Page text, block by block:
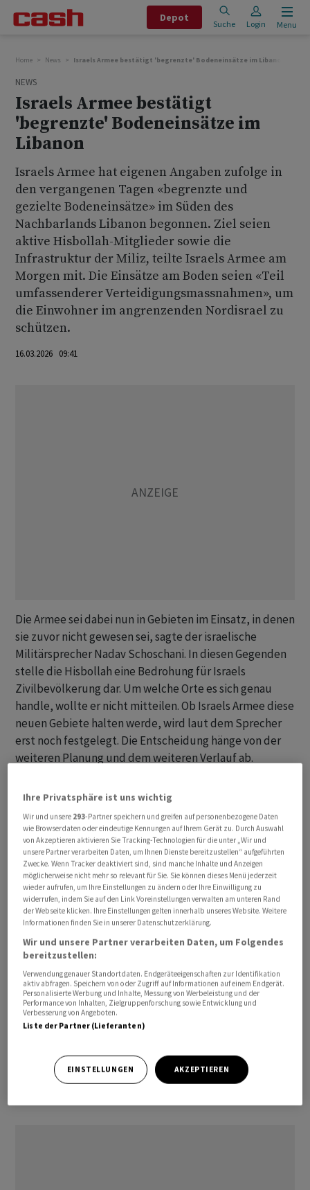
Depot
Suche Login Menu
Home News Israels Armee bestätigt 'begrenzte' Bodeneinsätze im Libanon
NEWS
Israels Armee bestätigt
'begrenzte' Bodeneinsätze im
Libanon
Israels Armee hat eigenen Angaben zufolge in
den vergangenen Tagen «begrenzte und
gezielte Bodeneinsätze» im Süden des
Nachbarlands Libanon begonnen. Ziel seien
aktive Hisbollah-Mitglieder sowie die
Infrastruktur der Miliz, teilte Israels Armee am
Morgen mit. Die Einsätze am Boden seien «Teil
umfassenderer Verteidigungsmassnahmen», um
die Einwohner im angrenzenden Nordisrael zu
schützen.
16.03.2026 09:41
Die Armee sei dabei nun in Gebieten im Einsatz, in denen
sie zuvor nicht gewesen sei, sagte der israelische
Militärsprecher Nadav Schoschani. In diesen Gegenden
stelle die Hisbollah eine Bedrohung für Israels
Zivilbevölkerung dar. Um welche Orte es sich genau
handle, wollte er nicht mitteilen. Ob Israels Armee diese
neuen Gebiete halten werde, wird laut dem Sprecher
erst noch festgelegt. Die Entscheidung hänge von der
weiteren Planung und dem weiteren Verlauf ab.
Israels Armee teilte weiter mit, dass sie vor dem
der Luft ausgeführt habe, «um Bedrohungen im
Einsatzgebiet zu minimieren». Die «Times of Israel»
sprach von einer «Erweiterung der Pufferzone» im
Südlibanon, «um die Bedrohung durch die Hisbollah
von der Grenze fernzuhalten».
Bericht: Bodentruppen töten Dutzende Hisbollah-
Mitglieder
Die Zeitung hatte bereits am Wochenende berichtet,
dass israelische Bodentruppen bei Kämpfen im
Südlibanon Dutzende Milizionäre der irantreuen
Hisbollah getötet hätten. Israels
Anfrage. Zudem seien Waffenlager, ein
Kommandozentrum und Beobachtungsposten der
Ihre Privatsphäre ist uns wichtig
Wir und unsere 293-Partner speichern und greifen auf personenbezogene Daten
wie Browserdaten oder eindeutige Kennungen auf Ihrem Gerät zu. Durch Auswahl
von Akzeptieren aktivieren Sie Tracking-Technologien für die unter „Wir und
unsere Partner verarbeiten Daten, um Ihnen Dienste bereitzustellen“ aufgeführten
Zwecke. Wenn Tracker deaktiviert sind, sind manche Inhalte und Anzeigen
möglicherweise nicht mehr so relevant für Sie. Sie können dieses Menü jederzeit
wieder aufrufen, um Ihre Einstellungen zu ändern oder Ihre Einwilligung zu
widerrufen, indem Sie auf den Link Voreinstellungen verwalten am unteren Rand
der Webseite klicken. Ihre Einstellungen gelten innerhalb unseres Website. Weitere
Informationen finden Sie in unserer Datenschutzerklärung.
Wir und unsere Partner verarbeiten Daten, um Folgendes
bereitzustellen:
Verwendung genauer Standortdaten. Endgeräteeigenschaften zur Identifikation
aktiv abfragen. Speichern von oder Zugriff auf Informationen auf einem Endgerät.
Personalisierte Werbung und Inhalte, Messung von Werbeleistung und der
Performance von Inhalten, Zielgruppenforschung sowie Entwicklung und
Verbesserung von Angeboten.
Liste der Partner (Lieferanten)
EINSTELLUNGEN AKZEPTIEREN